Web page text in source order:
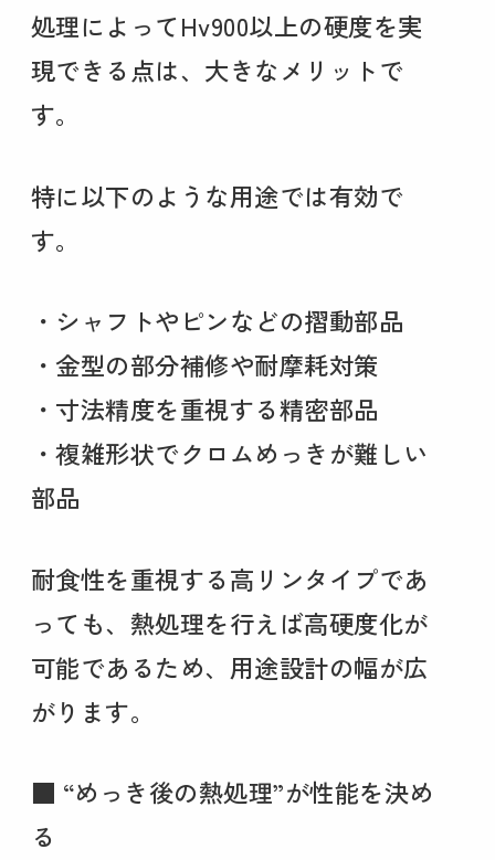
処理によってHv900以上の硬度を実
現できる点は、大きなメリットで
す。
特に以下のような用途では有効で
す。
・シャフトやピンなどの摺動部品
・金型の部分補修や耐摩耗対策
・寸法精度を重視する精密部品
・複雑形状でクロムめっきが難しい
部品
耐食性を重視する高リンタイプであ
っても、熱処理を行えば高硬度化が
可能であるため、用途設計の幅が広
がります。
■ “めっき後の熱処理”が性能を決め
る